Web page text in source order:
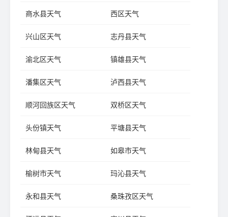
商水县天气 西区天气
兴山区天气 志丹县天气
渝北区天气 镇雄县天气
潘集区天气 泸西县天气
顺河回族区天气 双桥区天气
头份镇天气 平塘县天气
林甸县天气 如皋市天气
榆树市天气 玛沁县天气
永和县天气 桑珠孜区天气